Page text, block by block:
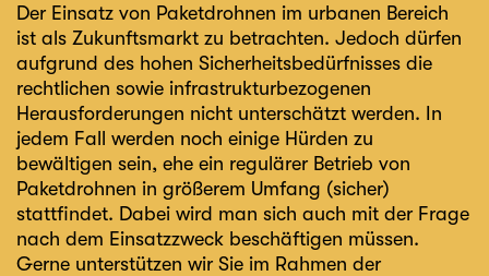
Der Einsatz von Paketdrohnen im urbanen Bereich
ist als Zukunftsmarkt zu betrachten. Jedoch dürfen
aufgrund des hohen Sicherheitsbedürfnisses die
rechtlichen sowie infrastrukturbezogenen
Herausforderungen nicht unterschätzt werden. In
jedem Fall werden noch einige Hürden zu
bewältigen sein, ehe ein regulärer Betrieb von
Paketdrohnen in größerem Umfang (sicher)
stattfindet. Dabei wird man sich auch mit der Frage
nach dem Einsatzzweck beschäftigen müssen.
Gerne unterstützen wir Sie im Rahmen der